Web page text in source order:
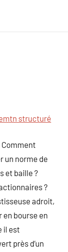
structuré
Comment
un norme de
et baille ?
?
adroit,
en bourse en
il est
près d’un